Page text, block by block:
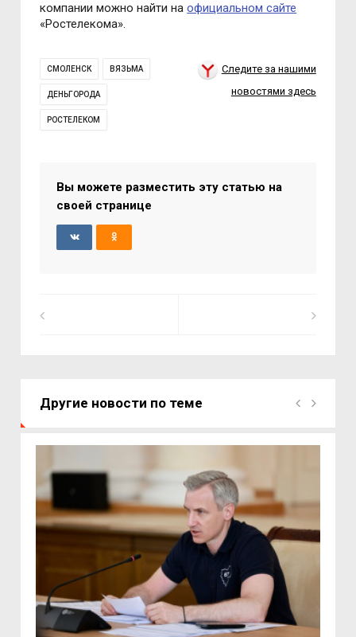
компании можно найти наофициальном сайте
«Ростелекома».
СМОЛЕНСК ВЯЗЬМА
ДЕНЬГОРОДА
РОСТЕЛЕКОМ
Следите за нашими
новостями здесь
Вы можете разместить эту статью на
своей странице
Другие новости по теме